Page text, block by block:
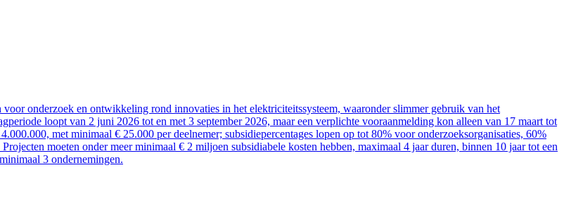
onderzoek en ontwikkeling rond innovaties in het elektriciteitssysteem, waaronder slimmer gebruik van het
loopt van 2 juni 2026 tot en met 3 september 2026, maar een verplichte vooraanmelding kon alleen van 17 maart tot
met minimaal € 25.000 per deelnemer; subsidiepercentages lopen op tot 80% voor onderzoeksorganisaties, 60%
moeten onder meer minimaal € 2 miljoen subsidiabele kosten hebben, maximaal 4 jaar duren, binnen 10 jaar tot een
3 ondernemingen.